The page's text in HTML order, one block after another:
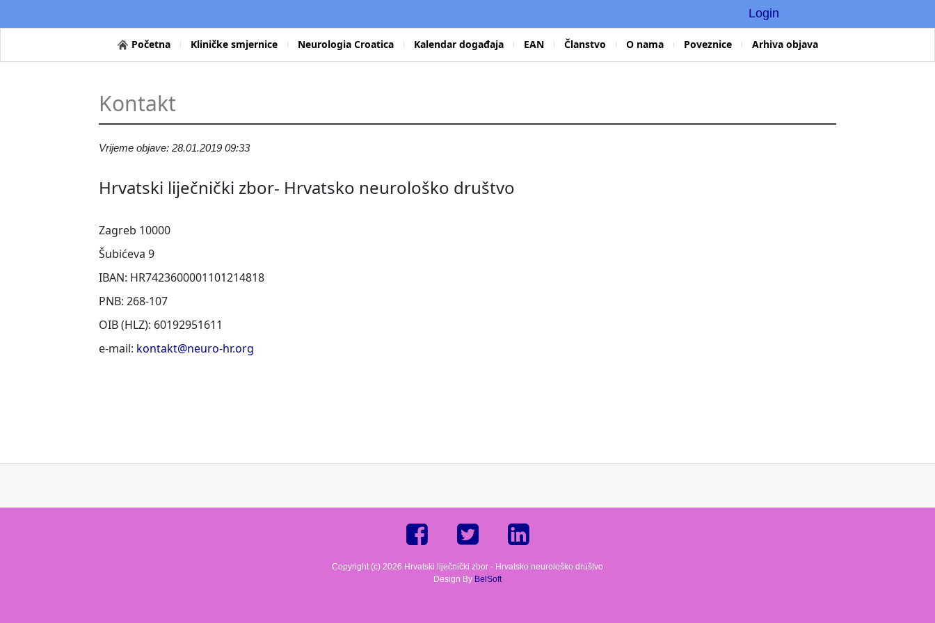
Login
Početna Kliničke smjernice Neurologia Croatica Kalendar događaja EAN Članstvo O nama Poveznice Arhiva objava
Kontakt
Vrijeme objave: 28.01.2019 09:33
Hrvatski liječnički zbor- Hrvatsko neurološko društvo
Zagreb 10000
Šubićeva 9
IBAN: HR7423600001101214818
PNB: 268-107
OIB (HLZ): 60192951611
e-mail: kontakt@neuro-hr.org
Copyright (c) 2026 Hrvatski liječnički zbor - Hrvatsko neurološko društvo
Design By BelSoft